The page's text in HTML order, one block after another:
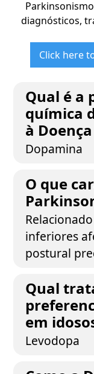
diagnósticos,
Click here
Qual é a
química
à
Dopamina
O que
inferiores
postural
Qual
em
Levodopa